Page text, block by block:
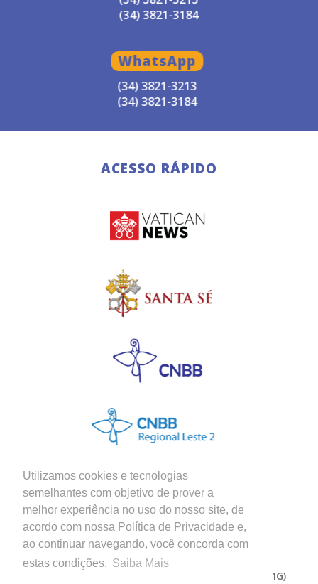
Utilizamos cookies e tecnologias
semelhantes com objetivo de prover a
melhor experiência no uso do nosso site, de
acordo com nossa Política de Privacidade e,
ao continuar navegando, você concorda com
estas condições. Saiba Mais
(34) 3821-3184
WhatsApp
(34) 3821-3213
(34) 3821-3184
ACESSO RÁPIDO
Siga nossas Redes Sociais
Copyright © 2026 - Diocese de Patos de Minas (MG)